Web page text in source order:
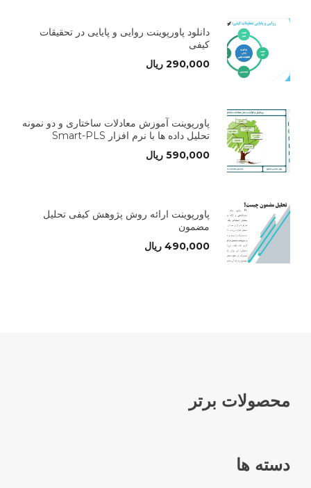
دانلود پاورپوینت روایی و پایایی در تحقیقات
کیفی
290,000 ریال
پاورپوینت آموزش معادلات ساختاری و دو نمونه
تحلیل داده ها با نرم افزار Smart-PLS
590,000 ریال
پاورپوینت ارائه روش پژوهش کیفی تحلیل
مضمون
490,000 ریال
محصولات برتر
دسته ها